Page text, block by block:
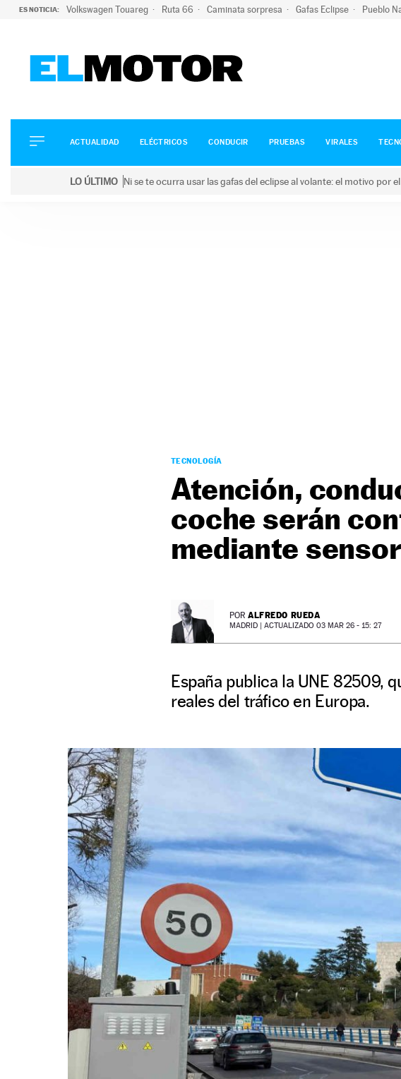
ES NOTICIA: Volkswagen Touareg Ruta 66 Caminata sorpresa Gafas Eclipse Pueblo
ELÉCTRICOS
CONDUCIR
ACTUALIDAD ELÉCTRICOS CONDUCIR PRUEBAS VIRALES
LO ÚLTIMO Ni se te ocurra usar las gafas del eclipse al volante: el motivo por
TECNOLOGÍA
Atención,
coche serán
mediante
POR ALFREDO RUEDA
MADRID | ACTUALIZADO 03 MAR 26 - 15: 27
España publica la UNE 82509,
reales del tráfico en Europa.